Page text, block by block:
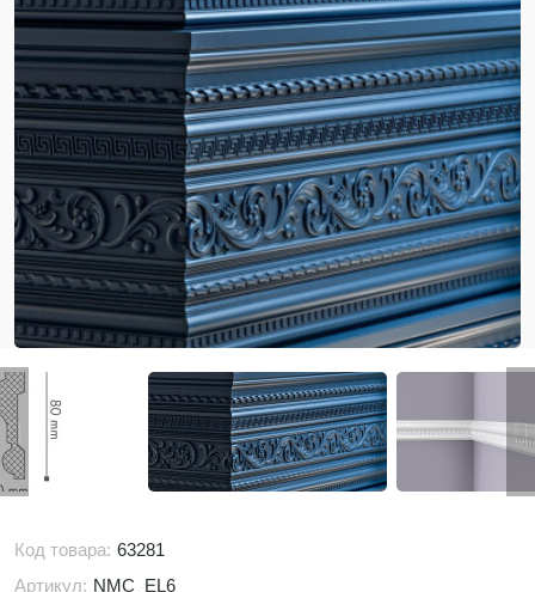
Код товара: 63281
Артикул: NMC_EL6